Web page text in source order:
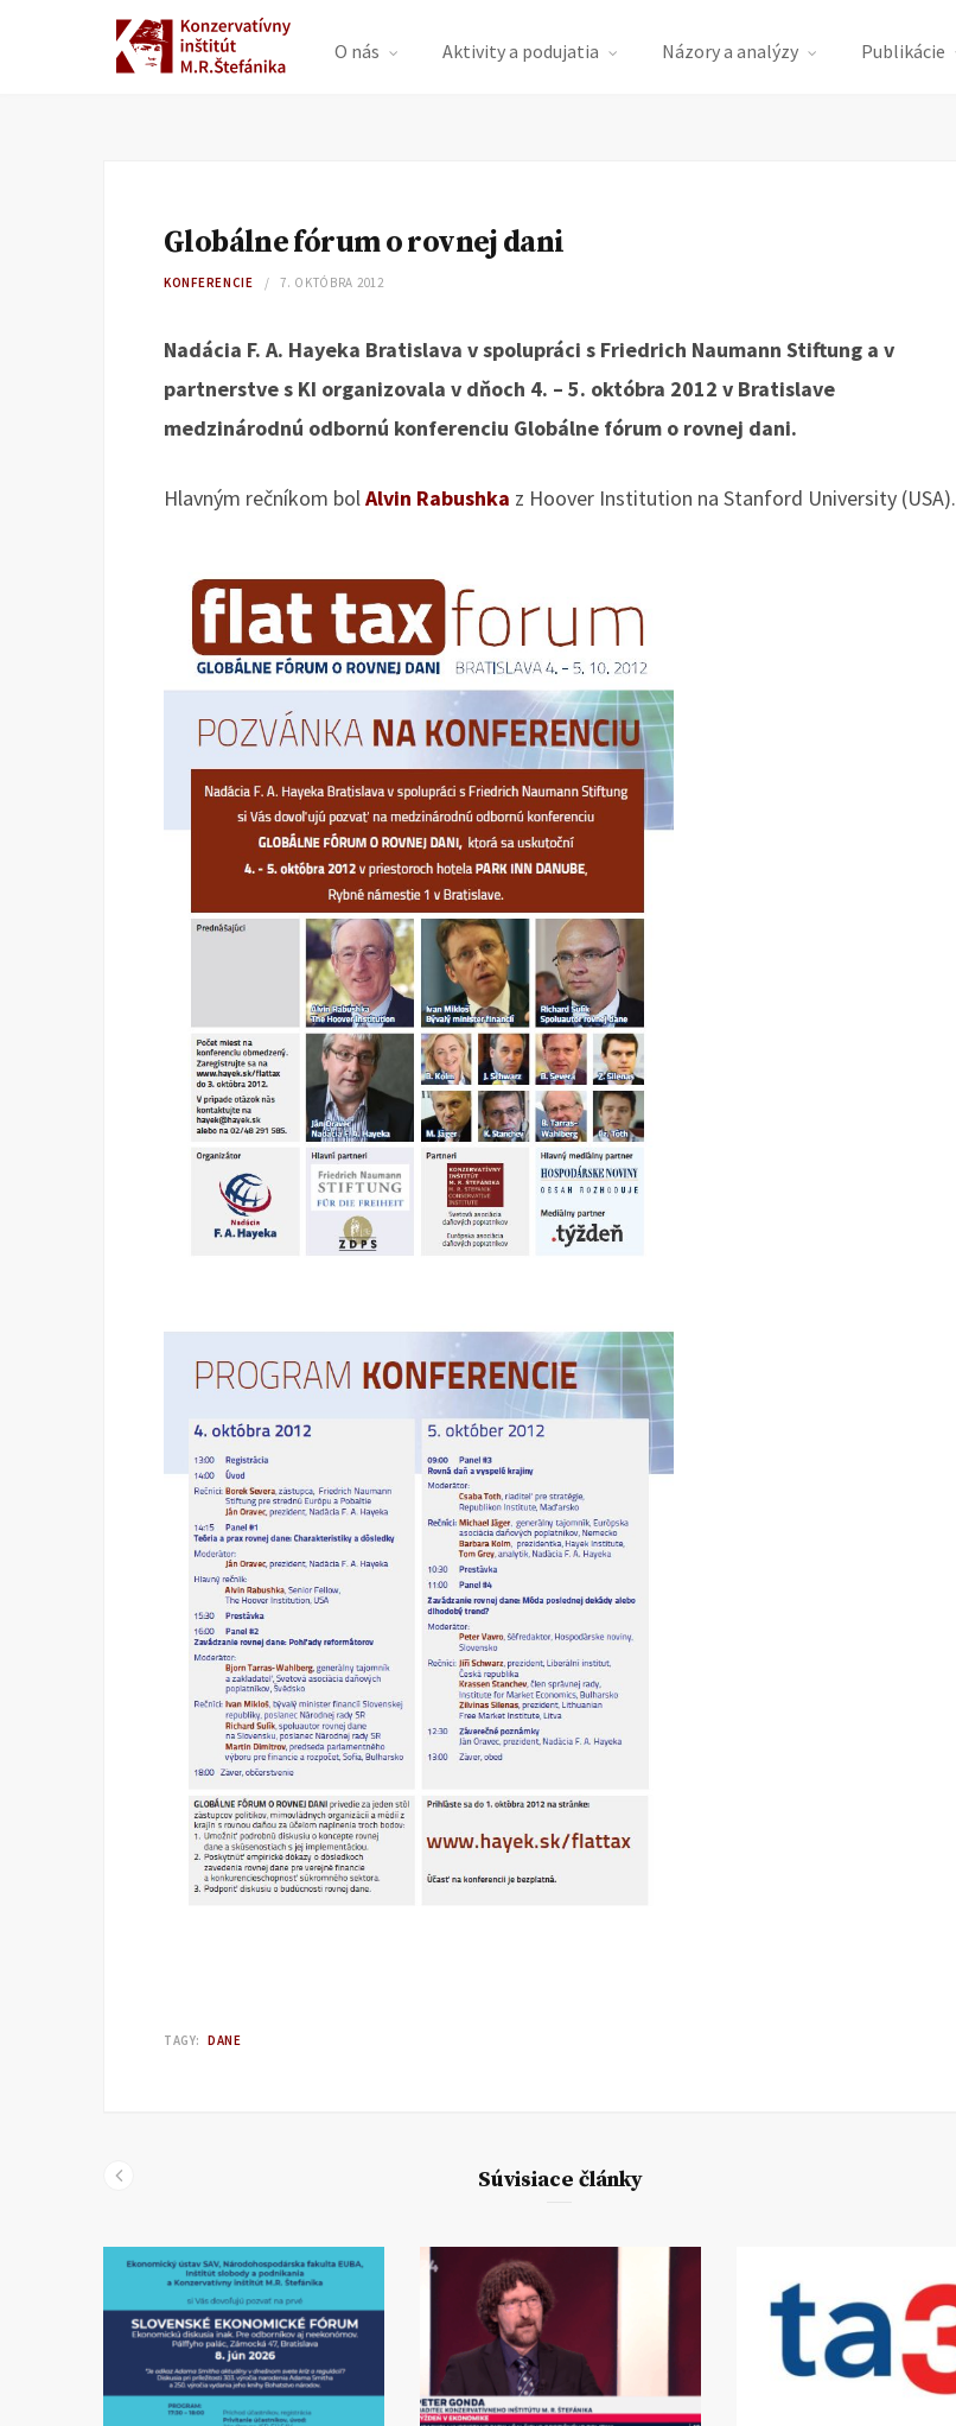
O nás Aktivity a podujatia Názory a analýzy Publikácie
Globálne fórum o rovnej dani
KONFERENCIE 7. OKTÓBRA 2012
Nadácia F. A. Hayeka Bratislava v spolupráci s Friedrich Naumann Stiftung a v
partnerstve s KI organizovala v dňoch 4. – 5. októbra 2012 v Bratislave
medzinárodnú odbornú konferenciu Globálne fórum o rovnej dani.
Hlavným rečníkom bolAlvin Rabushka z Hoover Institution na Stanford University (USA).
TAGY: DANE
Súvisiace články